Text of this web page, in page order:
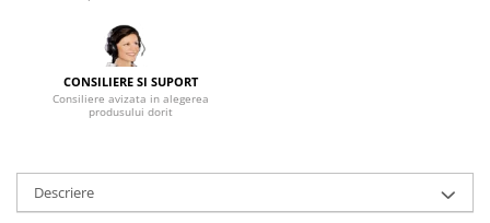
Mobilier gradinita
Mese gradinita
Set mese si scaune gradinita
Mobilier copii
CONSILIERE SI SUPORT
Consiliere avizata in alegerea
produsului dorit
Descriere